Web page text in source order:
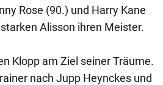
Rose (90.) und Harry Kane
Alisson ihren Meister.
Klopp am Ziel seiner Träume.
nach Jupp Heynckes und